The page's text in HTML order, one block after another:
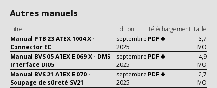
Autres manuels
Titre Edition Téléchargement Taille
Manual PTB 23 ATEX 1004 X -
Connector EC
septembre
2025
PDF 🢃
3,7
MO
Manual BVS 05 ATEX E 069 X - DMS
Interface DI05
septembre
2025
PDF 🢃
4,9
MO
Manual BVS 21 ATEX E 070 -
Soupage de sûreté SV21
septembre
2025
PDF 🢃
2,7
MO